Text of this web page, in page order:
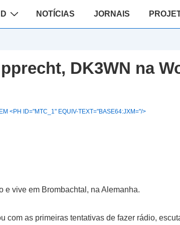
NOTÍCIAS JORNAIS
DK3WN na
<PH ID="MTC_1" EQUIV-TEXT="BASE64:JXM="/>
e vive em Brombachtal, na Alemanha.
com as primeiras tentativas de fazer rádio,